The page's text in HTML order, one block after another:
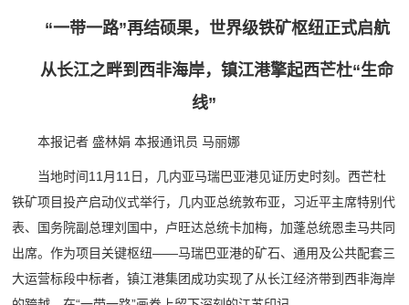
“一带一路”再结硕果，世界级铁矿枢纽正式启航
从长江之畔到西非海岸，镇江港擎起西芒杜“生命
线”
本报记者 盛林娟 本报通讯员 马丽娜
当地时间11月11日，几内亚马瑞巴亚港见证历史时刻。西芒杜
铁矿项目投产启动仪式举行，几内亚总统敦布亚，习近平主席特别代
表、国务院副总理刘国中，卢旺达总统卡加梅，加蓬总统恩圭马共同
出席。作为项目关键枢纽——马瑞巴亚港的矿石、通用及公共配套三
大运营标段中标者，镇江港集团成功实现了从长江经济带到西非海岸